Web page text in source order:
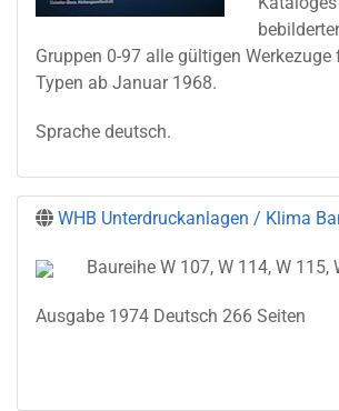
Gruppen 0-97 alle gültigen Werkezuge
Typen ab Januar 1968.
Sprache deutsch.
WHB Unterdruckanlagen / Klima
Baureihe W 107, W 114, W 115,
Ausgabe 1974 Deutsch 266 Seiten